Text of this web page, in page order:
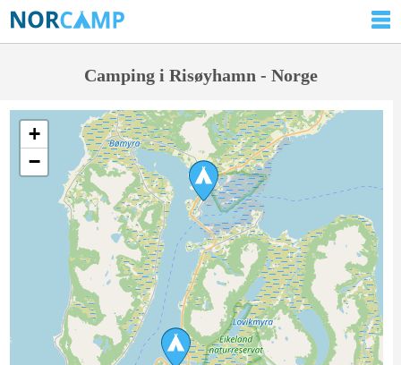
Camping i Risøyhamn - Norge
+
−